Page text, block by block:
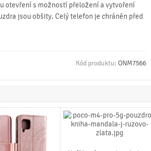
otevření s možností přeložení a vytvoření
jsou obšity. Celý telefon je chráněn před
Kód produktu: ONM7566